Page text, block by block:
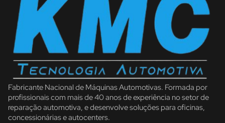
Fabricante Nacional de Máquinas Automotivas. Formada por
profissionais com mais de 40 anos de experiência no setor de
reparação automotiva, e desenvolve soluções para oficinas,
concessionárias e autocenters.